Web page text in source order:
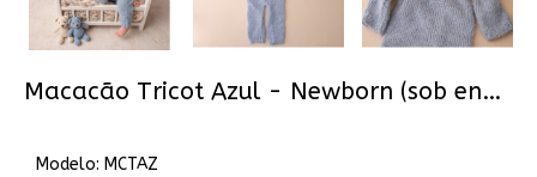
Macacão Tricot Azul - Newborn (sob encomenda)
Modelo: MCTAZ